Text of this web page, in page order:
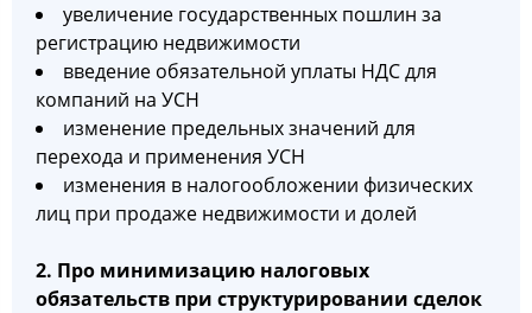
увеличение государственных пошлин за
регистрацию недвижимости
введение обязательной уплаты НДС для
компаний на УСН
изменение предельных значений для
перехода и применения УСН
изменения в налогообложении физических
лиц при продаже недвижимости и долей
2. Про минимизацию налоговых
обязательств при структурировании сделок